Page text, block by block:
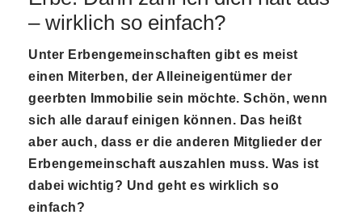
– wirklich so einfach?
Unter Erbengemeinschaften gibt es meist
einen Miterben, der Alleineigentümer der
geerbten Immobilie sein möchte. Schön, wenn
sich alle darauf einigen können. Das heißt
aber auch, dass er die anderen Mitglieder der
Erbengemeinschaft auszahlen muss. Was ist
dabei wichtig? Und geht es wirklich so
einfach?